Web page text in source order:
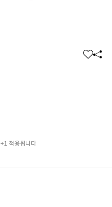
찜 공
적용됩니다